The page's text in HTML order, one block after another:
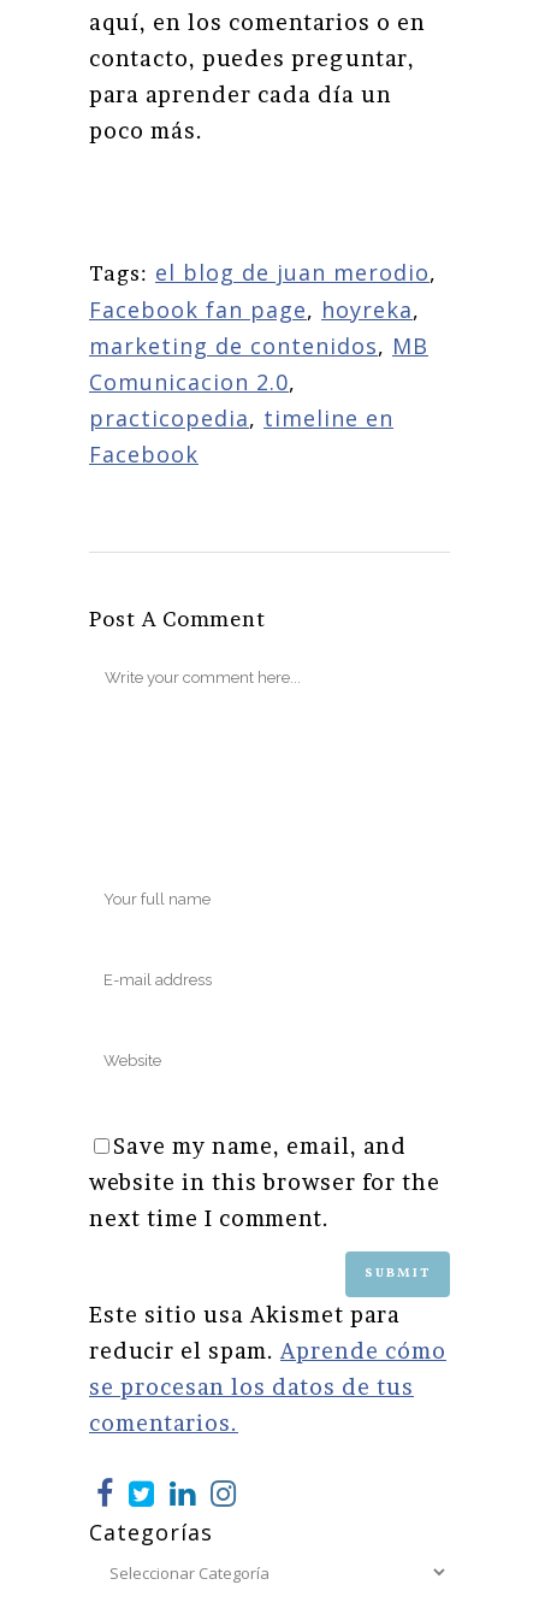
aquí, en los comentarios o en
contacto, puedes preguntar,
para aprender cada día un
poco más.
Tags: el blog de juan merodio,
Facebook fan page, hoyreka,
marketing de contenidos, MB
Comunicacion 2.0,
practicopedia, timeline en
Facebook
Post A Comment
Save my name, email, and
website in this browser for the
next time I comment.
Este sitio usa Akismet para
reducir el spam. Aprende cómo
se procesan los datos de tus
comentarios.
Categorías